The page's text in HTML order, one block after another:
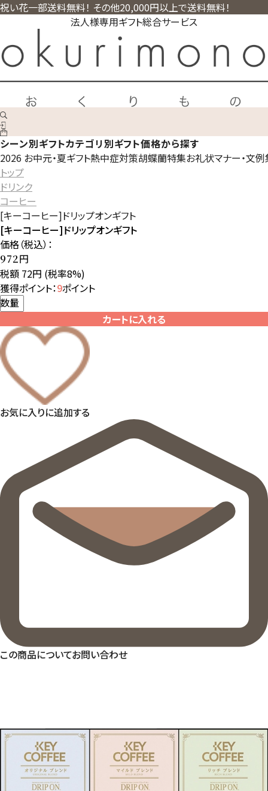
祝い花一部送料無料！ その他20,000円以上で送料無料！
法人様専用ギフト総合サービス
シーン別ギフトカテゴリ別ギフト価格から探す
2026 お中元・夏ギフト熱中症対策胡蝶蘭特集お礼状マナー・文
トップ
ドリンク
コーヒー
[キーコーヒー]ドリップオンギフト
[キーコーヒー]ドリップオンギフト
価格（税込）：
972円
税額 72円 (税率8%)
獲得ポイント：9ポイント
数量
カートに入れる
お気に入りに追加する
この商品についてお問い合わせ